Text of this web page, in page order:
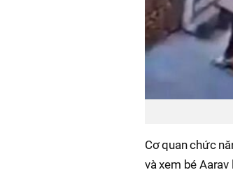
Cơ quan chức
và xem bé